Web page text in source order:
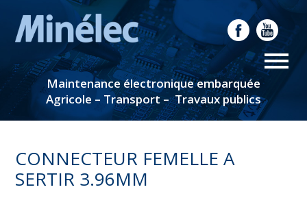
Maintenance électronique embarquée
Agricole – Transport – Travaux publics
CONNECTEUR FEMELLE A
SERTIR 3.96MM